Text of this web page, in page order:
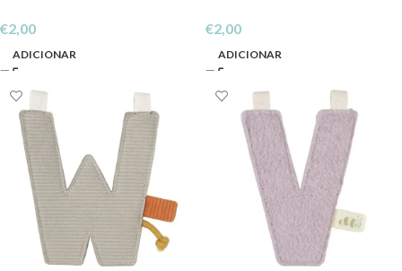
€2,00
ADICIONAR
€2,00
ADICIONAR